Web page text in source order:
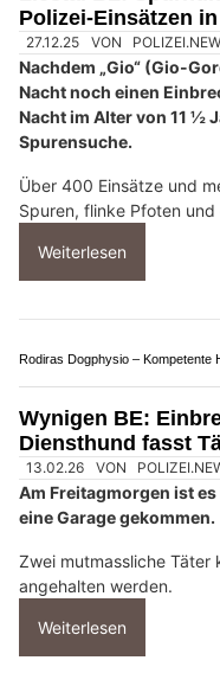
Polizei-Einsätzen
27.12.25 VON
Nachdem „Gio“ (Gio-
Nacht noch einen
Nacht im Alter von 11 ½
Spurensuche.
Über 400 Einsätze und
Spuren, flinke Pfoten
Weiterlesen
Rodiras Dogphysio – Kompetente
Wynigen BE:
Diensthund fasst
13.02.26 VON
Am Freitagmorgen ist
eine Garage gekommen.
Zwei mutmassliche
angehalten werden.
Weiterlesen